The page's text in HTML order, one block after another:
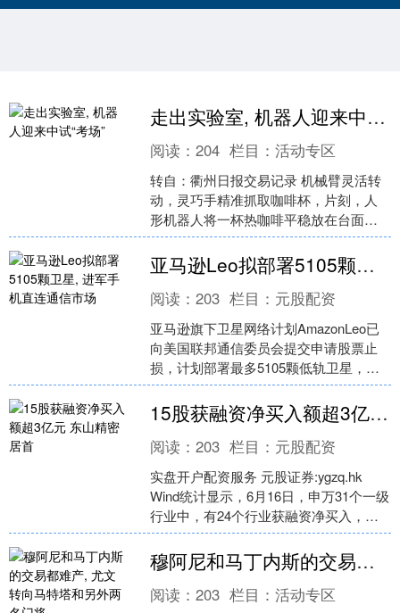
走出实验室, 机器人迎来中试“考场”
阅读：204 栏目：活动专区
转自：衢州日报交易记录 机械臂灵活转
动，灵巧手精准抓取咖啡杯，片刻，人
形机器人将一杯热咖啡平稳放在台面。
一旁的工作人员及时记录数据、调试参
数。在浙江杭州高新区（....
亚马逊Leo拟部署5105颗卫星, 进军手机直连通信市场
阅读：203 栏目： 元股配资
亚马逊旗下卫星网络计划AmazonLeo已
向美国联邦通信委员会提交申请股票止
损，计划部署最多5105颗低轨卫星，用
于提供直接面向移动设备的语音、数据
和应急通信服....
15股获融资净买入额超3亿元 东山精密居首
阅读：203 栏目： 元股配资
实盘开户配资服务 元股证券:ygzq.hk
Wind统计显示，6月16日，申万31个一级
行业中，有24个行业获融资净买入，其
中，电子行业获融资净买入额居首，当
日....
穆阿尼和马丁内斯的交易都难产, 尤文转向马特塔和另外两名门将
阅读：203 栏目：活动专区